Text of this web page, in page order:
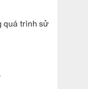
quá trình sử